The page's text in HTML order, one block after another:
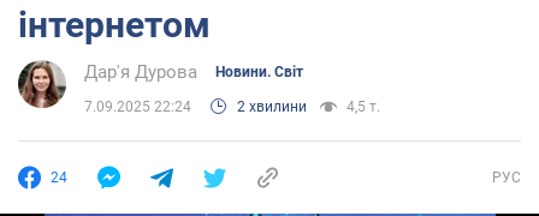
інтернетом
Дар'я Дурова Новини. Світ
7.09.2025 22:24 2 хвилини 4,5 т.
24 РУС